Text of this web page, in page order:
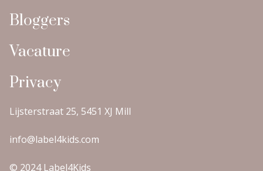
Bloggers
Vacature
Privacy
Lijsterstraat 25, 5451 XJ Mill
info@label4kids.com
© 2024 Label4Kids